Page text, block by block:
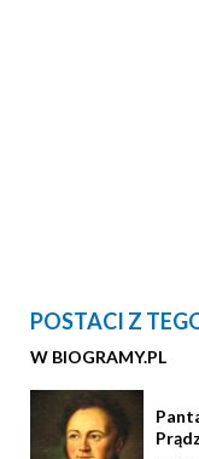
POSTACI Z
W BIOGRAMY.PL